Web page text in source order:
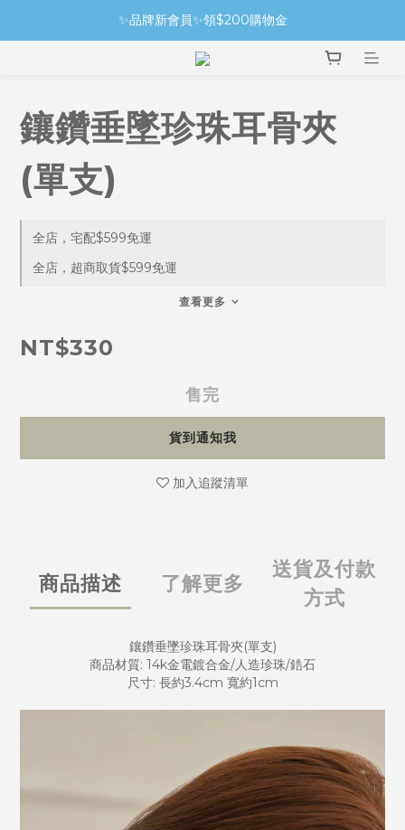
✨品牌新會員✨領$200購物金
鑲鑽垂墜珍珠耳骨夾
(單支)
全店，宅配$599免運
全店，超商取貨$599免運
查看更多
NT$330
售完
貨到通知我
加入追蹤清單
商品描述 了解更多
送貨及付款
方式
鑲鑽垂墜珍珠耳骨夾(單支)
商品材質: 14k金電鍍合金/人造珍珠/鋯石
尺寸: 長約3.4cm 寬約1cm